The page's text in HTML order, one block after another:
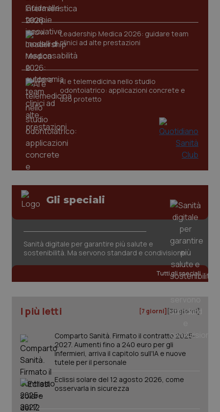
Leadership Medica 2026: guidare team
clinici ad alte prestazioni
AI e telemedicina nello studio
odontoiatrico: applicazioni concrete e
uso protetto
Gli speciali
Sanità digitale per garantire più salute e
sostenibilità. Ma servono standard e condivisione
Tutti gli speciali
I più letti [7 giorni] [30 giorni]
Comparto Sanità. Firmato il contratto 2025-
2027. Aumenti fino a 240 euro per gli
infermieri, arriva il capitolo sull'IA e nuove
tutele per il personale
Eclissi solare del 12 agosto 2026, come
osservarla in sicurezza
tracking-sites-ironfish-
tracking-enable
www.quotidianosanita.it
tracking-sites-ironfish-
session-id
www.quotidianosanita.it